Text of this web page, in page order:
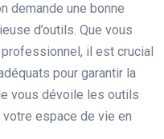
demande une bonne
d’outils. Que vous
il est crucial
pour garantir la
vous dévoile les outils
espace de vie en